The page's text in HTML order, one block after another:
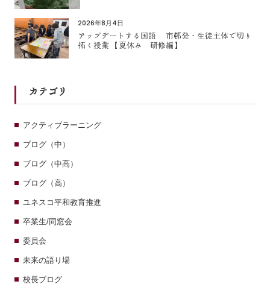
2026年8月4日
アップデートする国語 市邨発・生徒主体で切り
拓く授業 【夏休み 研修編】
カテゴリ
アクティブラーニング
ブログ（中）
ブログ（中高）
ブログ（高）
ユネスコ平和教育推進
卒業生/同窓会
委員会
未来の語り場
校長ブログ